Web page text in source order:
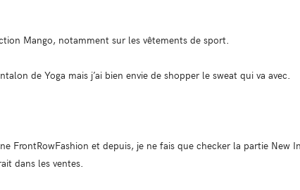
Mango, notamment sur les vêtements de sport.
de Yoga mais j’ai bien envie de shopper le sweat qui va avec.
FrontRowFashion et depuis, je ne fais que checker la partie New
dans les ventes.